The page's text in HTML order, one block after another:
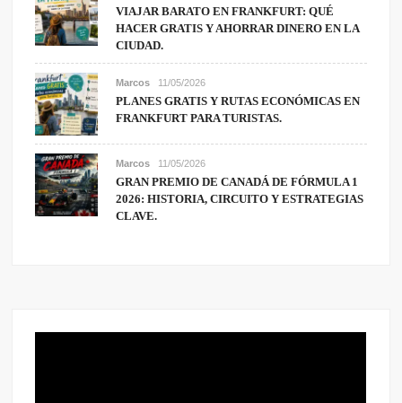
VIAJAR BARATO EN FRANKFURT: QUÉ
HACER GRATIS Y AHORRAR DINERO EN LA
CIUDAD.
Marcos 11/05/2026
PLANES GRATIS Y RUTAS ECONÓMICAS EN
FRANKFURT PARA TURISTAS.
Marcos 11/05/2026
GRAN PREMIO DE CANADÁ DE FÓRMULA 1
2026: HISTORIA, CIRCUITO Y ESTRATEGIAS
CLAVE.